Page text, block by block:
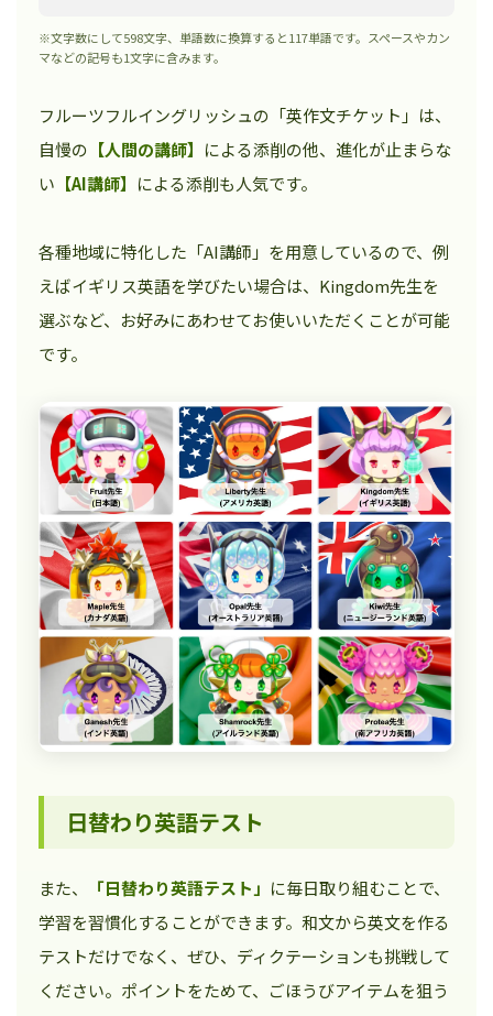
※文字数にして598文字、単語数に換算すると117単語です。スペースやカン
マなどの記号も1文字に含みます。
フルーツフルイングリッシュの「英作文チケット」は、
自慢の 【人間の講師】 による添削の他、進化が止まらな
い 【AI講師】 による添削も人気です。
各種地域に特化した「AI講師」を用意しているので、例
えばイギリス英語を学びたい場合は、Kingdom先生を
選ぶなど、お好みにあわせてお使いいただくことが可能
です。
日替わり英語テスト
また、 「日替わり英語テスト」 に毎日取り組むことで、
学習を習慣化することができます。和文から英文を作る
テストだけでなく、ぜひ、ディクテーションも挑戦して
ください。ポイントをためて、ごほうびアイテムを狙う